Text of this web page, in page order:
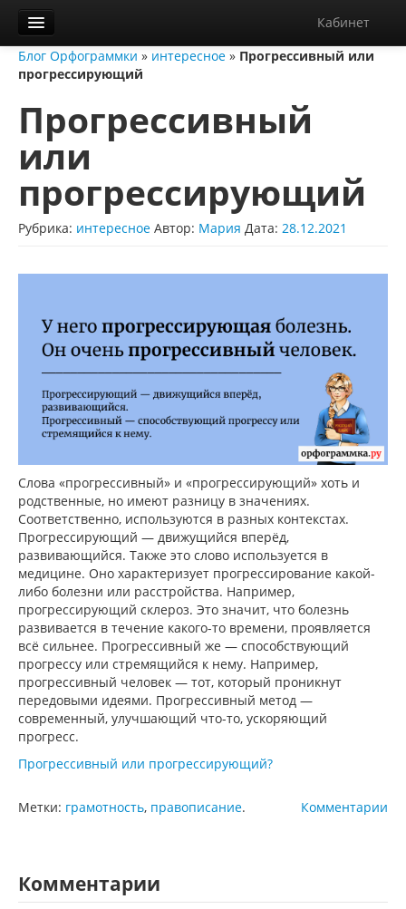
Кабинет
Орфограммка
Блог
О нас
Контакты
Справка
Диктанты
Блог Орфограммки » интересное » Прогрессивный или
прогрессирующий
Прогрессивный
или
прогрессирующий
Рубрика: интересное Автор: Мария Дата: 28.12.2021
Слова «прогрессивный» и «прогрессирующий» хоть и
родственные, но имеют разницу в значениях.
Соответственно, используются в разных контекстах.
Прогрессирующий — движущийся вперёд,
развивающийся. Также это слово используется в
медицине. Оно характеризует прогрессирование какой-
либо болезни или расстройства. Например,
прогрессирующий склероз. Это значит, что болезнь
развивается в течение какого-то времени, проявляется
всё сильнее. Прогрессивный же — способствующий
прогрессу или стремящийся к нему. Например,
прогрессивный человек — тот, который проникнут
передовыми идеями. Прогрессивный метод —
современный, улучшающий что-то, ускоряющий
прогресс.
Прогрессивный или прогрессирующий?
Комментарии
Метки: грамотность, правописание.
Комментарии